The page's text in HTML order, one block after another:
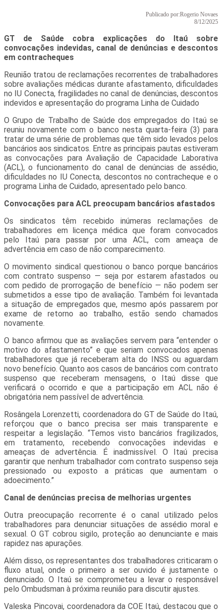
Publicado por:Rogerio Novaes
8/12/2025
GT de Saúde cobra explicações do Itaú sobre
convocações indevidas, canal de denúncias e descontos
em contracheques
Reunião tratou de reclamações recorrentes de trabalhadores
sobre avaliações médicas durante afastamento, dificuldades
no IU Conecta, fragilidades no canal de denúncias, descontos
indevidos e apresentação do programa Linha de Cuidado
O Grupo de Trabalho de Saúde dos empregados do Itaú se
reuniu novamente com o banco nesta quarta-feira (3) para
tratar de uma série de problemas que têm sido levados pelos
bancários aos sindicatos. Entre as principais pautas estiveram
as convocações para Avaliação de Capacidade Laborativa
(ACL), o funcionamento do canal de denúncias de assédio,
dificuldades no IU Conecta, descontos no contracheque e o
programa Linha de Cuidado, apresentado pelo banco.
Convocações para ACL preocupam bancários afastados
Os sindicatos têm recebido inúmeras reclamações de
trabalhadores em licença médica que foram convocados
pelo Itaú para passar por uma ACL, com ameaça de
advertência em caso de não comparecimento.
O movimento sindical questionou o banco porque bancários
com contrato suspenso — seja por estarem afastados ou
com pedido de prorrogação de benefício — não podem ser
submetidos a esse tipo de avaliação. Também foi levantada
a situação de empregados que, mesmo após passarem por
exame de retorno ao trabalho, estão sendo chamados
novamente.
O banco afirmou que as avaliações servem para “entender o
motivo do afastamento” e que seriam convocados apenas
trabalhadores que já receberam alta do INSS ou aguardam
novo benefício. Quanto aos casos de bancários com contrato
suspenso que receberam mensagens, o Itaú disse que
verificará o ocorrido e que a participação em ACL não é
obrigatória nem passível de advertência.
Rosângela Lorenzetti, coordenadora do GT de Saúde do Itaú,
reforçou que o banco precisa ser mais transparente e
respeitar a legislação. “Temos visto bancários fragilizados,
em tratamento, recebendo convocações indevidas e
ameaças de advertência. É inadmissível. O Itaú precisa
garantir que nenhum trabalhador com contrato suspenso seja
pressionado ou exposto a práticas que aumentam o
adoecimento.”
Canal de denúncias precisa de melhorias urgentes
Outra preocupação recorrente é o canal utilizado pelos
trabalhadores para denunciar situações de assédio moral e
sexual. O GT cobrou sigilo, proteção ao denunciante e mais
rapidez nas apurações.
Além disso, os representantes dos trabalhadores criticaram o
fluxo atual, onde o primeiro a ser ouvido é justamente o
denunciado. O Itaú se comprometeu a levar o responsável
pelo Ombudsman à próxima reunião para discutir ajustes.
Valeska Pincovai, coordenadora da COE Itaú, destacou que o